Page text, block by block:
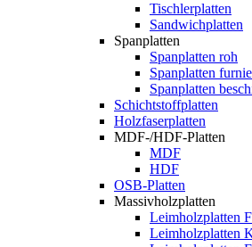
Tischlerplatten
Sandwichplatten
Spanplatten
Spanplatten roh
Spanplatten
Spanplatten
Schichtstoffplatten
Holzfaserplatten
MDF-/HDF-Platten
MDF
HDF
OSB-Platten
Massivholzplatten
Leimholzplatten
Leimholzplatten